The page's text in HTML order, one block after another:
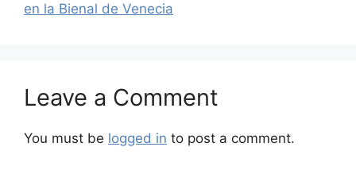
en la Bienal de Venecia
Leave a Comment
You must be logged in to post a comment.